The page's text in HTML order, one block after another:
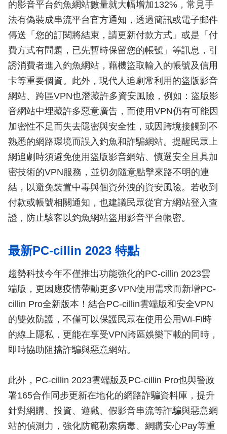
的影音平台釣魚網站數量就大幅增加132%，常見手
法有偽裝成串流平台官方通知，透過簡訊或電子郵件
傳送「您的訂閱將結束，請更新付款方式」或是「付
費方式有問題，已先暫時保留您的帳號」等訊息，引
誘消費者進入釣魚網站，藉機盜取輸入的帳號及信用
卡等重要個資。此外，現代人追劇常利用的盜版影音
網站、跨區VPN也潛藏許多資安風險，例如：盜版影
音網站中埋藏許多惡意廣告，而使用VPN仍有可能因
加密性不足而失去隱密與安全性，或因跨境接觸到不
熟悉的網路環境而誤入釣魚和詐騙網站。提醒民眾上
網追劇時須避免使用盜版影音網站、慎選安全且具加
密技術的VPN服務，並切勿隨意點擊來路不明的連
結，以避免裝置中毒與個資外洩的資安風險。若收到
付款或帳號相關通知，也建議民眾從官方網站登入查
證，防止駭客以釣魚網站盜用影音平台帳密。
最新PC-cillin 2023 特點
趨勢科技今年不僅推出功能強化的PC-cillin 2023雲
端版，更因應疫情帶動更多VPN使用需求而新增PC-
cillin Pro全新版本！結合PC-cillin雲端版和安全VPN
的雙效防護，不僅可以保護民眾在使用公用Wi-Fi時
的線上隱私，更能在享受VPN跨區娛樂下載的同時，
即時協助阻擋詐騙與惡意網站。
此外，PC-cillin 2023雲端版及PC-cillin Pro也與警政
署165合作同步更新在地化的網路詐騙資料庫，提升
針對網購、投資、遊戲、假影音串流等詐騙與惡意網
站的偵測力，強化防範勒索病毒、網購安心Pay等重